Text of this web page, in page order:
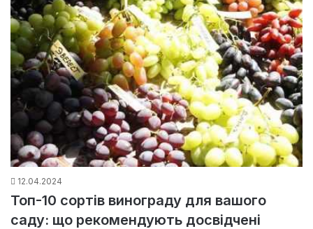
12.04.2024
Топ-10 сортів винограду для вашого
саду: що рекомендують досвідчені